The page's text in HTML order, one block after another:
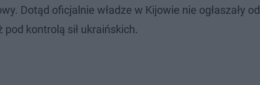
Dotąd oficjalnie władze w Kijowie nie ogłaszały
kontrolą sił ukraińskich.